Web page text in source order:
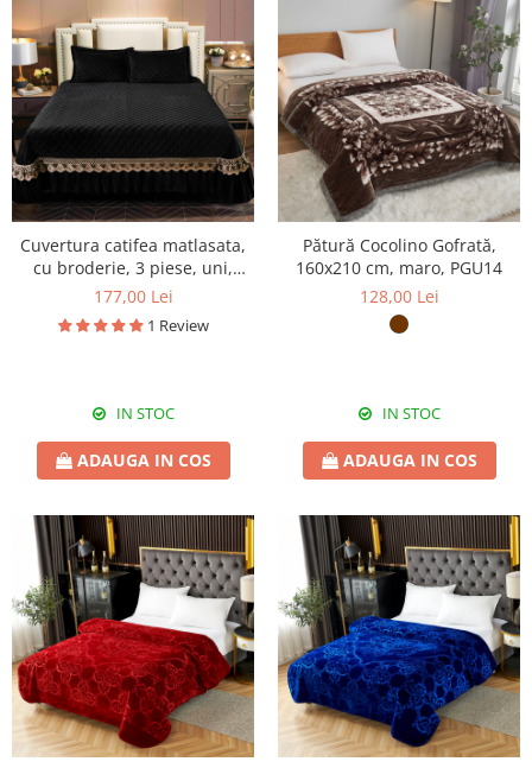
Cuvertura catifea matlasata,
cu broderie, 3 piese, uni,
220X240 cm CC78
177,00 Lei
1 Review
IN STOC
ADAUGA IN COS
Pătură Cocolino Gofrată,
160x210 cm, maro, PGU14
128,00 Lei
IN STOC
ADAUGA IN COS